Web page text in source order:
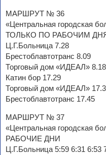
МАРШРУТ № 36
«Центральная городская
ТОЛЬКО ПО РАБОЧИМ
Ц.Г.Больница 7.28
Брестоблавтотранс 8.09
Торговый дом «ИДЕАЛ» 8.18
Катин бор 17.29
Торговый дом «ИДЕАЛ»
Брестоблавтотранс 17.45
МАРШРУТ № 37
«Центральная городская
РАБОЧИЕ ДНИ
Ц.Г.Больница 5:59 6:31 6:53